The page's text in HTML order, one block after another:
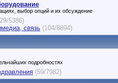
выбор опций и их обсуждение
5386)
связь (104/8894)
подробностях
(59/7982)